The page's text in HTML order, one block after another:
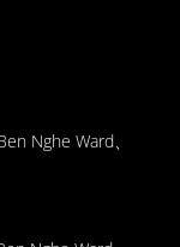
Nghe Ward、